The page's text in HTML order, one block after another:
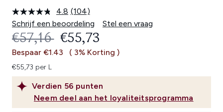
4.8 Lees
104
beoordelingen.
Dezelfde
paginalink.
(104)
Schrijf een beoordeling
Stel een vraag
Verdien 56 punten
Neem deel aan het loyaliteitsprogramma
RECOMMENDED RETAIL PRICE:
€57,16 HUIDIGE PRIJS:
€55,73
Bespaar €1.43 ( 3% Korting )
€55,73 per L